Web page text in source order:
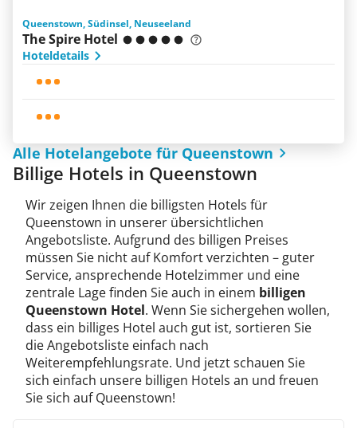
Queenstown, Südinsel, Neuseeland
The Spire Hotel
Hoteldetails
Alle Hotelangebote für Queenstown
Billige Hotels in Queenstown
Wir zeigen Ihnen die billigsten Hotels für
Queenstown in unserer übersichtlichen
Angebotsliste. Aufgrund des billigen Preises
müssen Sie nicht auf Komfort verzichten – guter
Service, ansprechende Hotelzimmer und eine
zentrale Lage finden Sie auch in einem billigen
Queenstown Hotel. Wenn Sie sichergehen wollen,
dass ein billiges Hotel auch gut ist, sortieren Sie
die Angebotsliste einfach nach
Weiterempfehlungsrate. Und jetzt schauen Sie
sich einfach unsere billigen Hotels an und freuen
Sie sich auf Queenstown!